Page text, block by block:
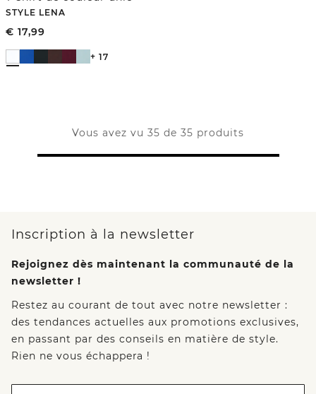
STYLE LENA
€ 17,99
+ 17
Vous avez vu 35 de 35 produits
Inscription à la newsletter
Rejoignez dès maintenant la communauté de la
newsletter !
Restez au courant de tout avec notre newsletter :
des tendances actuelles aux promotions exclusives,
en passant par des conseils en matière de style.
Rien ne vous échappera !